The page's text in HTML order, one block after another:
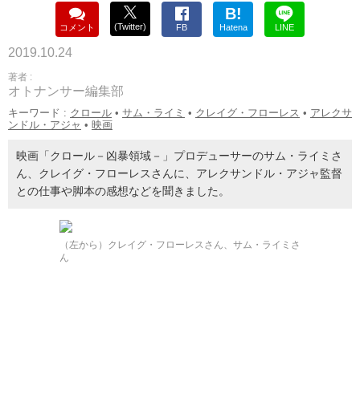
コメント (Twitter) FB
B!
Hatena LINE
2019.10.24
著者 :
オトナンサー編集部
キーワード : クロール • サム・ライミ • クレイグ・フローレス • アレクサ
ンドル・アジャ • 映画
映画「クロール－凶暴領域－」プロデューサーのサム・ライミさ
ん、クレイグ・フローレスさんに、アレクサンドル・アジャ監督
との仕事や脚本の感想などを聞きました。
（左から）クレイグ・フローレスさん、サム・ライミさ
ん